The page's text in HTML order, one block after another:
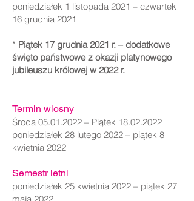
poniedziałek 1 listopada 2021 – czwartek
16 grudnia 2021
* Piątek 17 grudnia 2021 r. – dodatkowe
święto państwowe z okazji platynowego
jubileuszu królowej w 2022 r.
Termin wiosny
Środa 05.01.2022 – Piątek 18.02.2022
poniedziałek 28 lutego 2022 – piątek 8
kwietnia 2022
Semestr letni
poniedziałek 25 kwietnia 2022 – piątek 27